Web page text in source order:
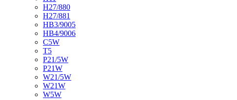
H27/880
H27/881
HB3/9005
HB4/9006
C5W
T5
P21/5W
P21W
W21/5W
W21W
W5W